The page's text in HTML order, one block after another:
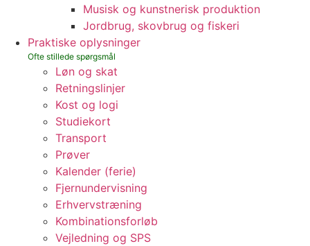
Musisk og kunstnerisk produktion
Jordbrug, skovbrug og fiskeri
Praktiske oplysninger
Løn og skat
Retningslinjer
Kost og logi
Studiekort
Transport
Prøver
Kalender (ferie)
Fjernundervisning
Erhvervstræning
Kombinationsforløb
Vejledning og SPS